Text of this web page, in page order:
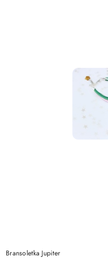
Bransoletka Jupiter